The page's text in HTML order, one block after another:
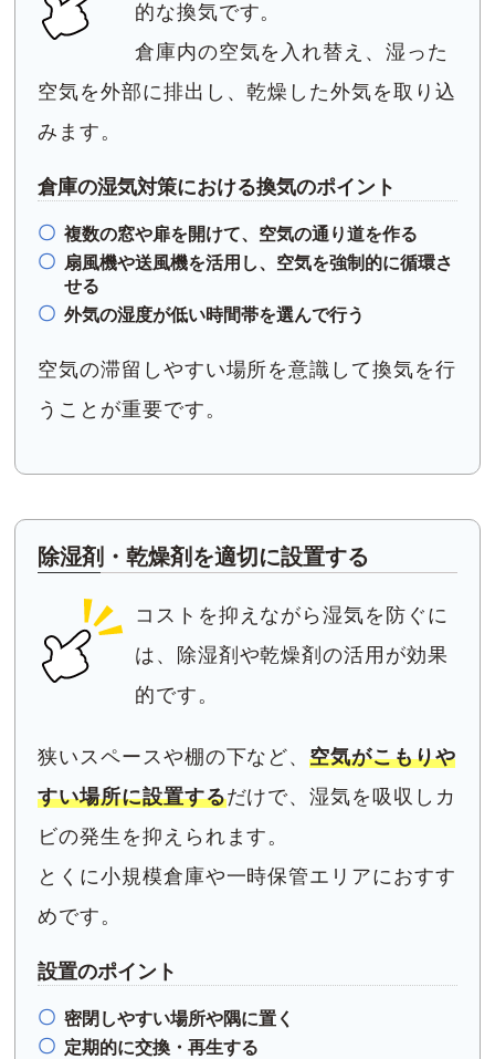
的な換気です。
倉庫内の空気を入れ替え、湿った
空気を外部に排出し、乾燥した外気を取り込
みます。
倉庫の湿気対策における換気のポイント
複数の窓や扉を開けて、空気の通り道を作る
扇風機や送風機を活用し、空気を強制的に循環さ
せる
外気の湿度が低い時間帯を選んで行う
空気の滞留しやすい場所を意識して換気を行
うことが重要です。
除湿剤・乾燥剤を適切に設置する
コストを抑えながら湿気を防ぐに
は、除湿剤や乾燥剤の活用が効果
的です。
狭いスペースや棚の下など、空気がこもりや
すい場所に設置するだけで、湿気を吸収しカ
ビの発生を抑えられます。
とくに小規模倉庫や一時保管エリアにおすす
めです。
設置のポイント
密閉しやすい場所や隅に置く
定期的に交換・再生する